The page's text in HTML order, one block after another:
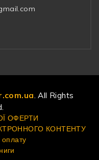
. All Rights
ОФЕРТИ
КОНТЕНТУ